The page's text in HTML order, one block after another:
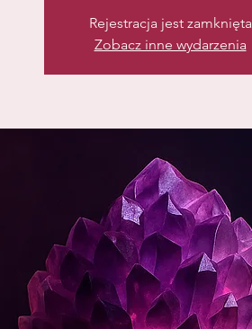
Rejestracja jest zamknięta
Zobacz inne wydarzenia